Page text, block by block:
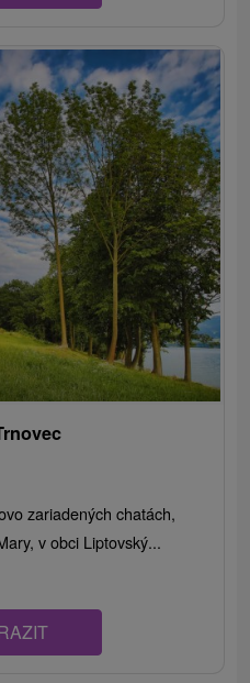
zariadených chatách,
v obci Liptovský...